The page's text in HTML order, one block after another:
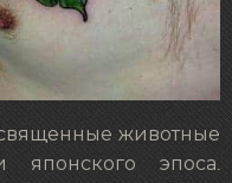
животные
японского эпоса.